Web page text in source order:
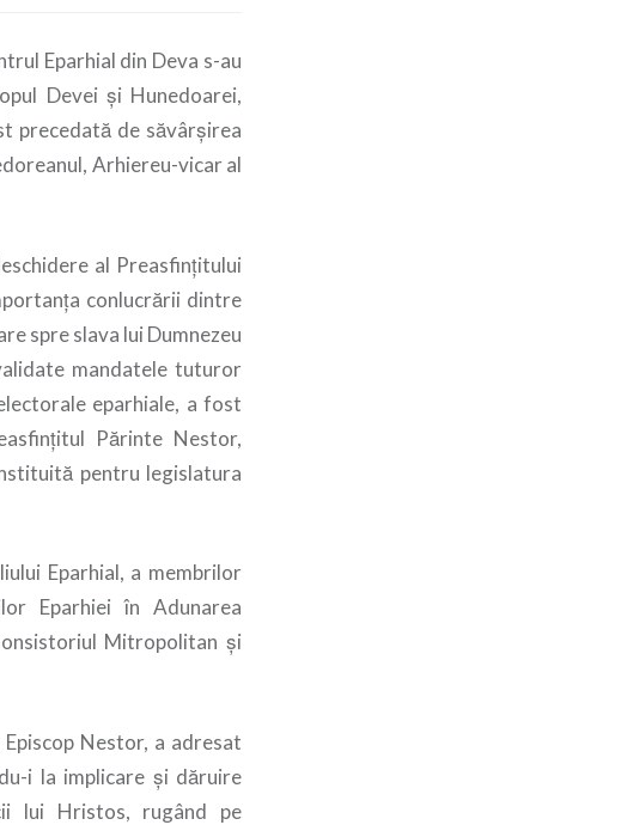
Eparhial din Deva s-au
Devei și Hunedoarei,
precedată de săvârșirea
Arhiereu-vicar al
al Preasfințitului
conlucrării dintre
spre slava lui Dumnezeu
mandatele tuturor
eparhiale, a fost
Părinte Nestor,
pentru legislatura
Eparhial, a membrilor
Eparhiei în Adunarea
Mitropolitan și
Nestor, a adresat
i la implicare și dăruire
lui Hristos, rugând pe